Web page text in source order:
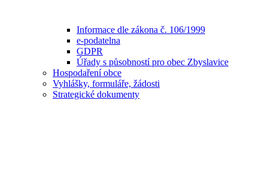
Informace dle zákona č. 106/1999
e-podatelna
GDPR
Úřady s působností pro obec Zbyslavice
Hospodaření obce
Vyhlášky, formuláře, žádosti
Strategické dokumenty